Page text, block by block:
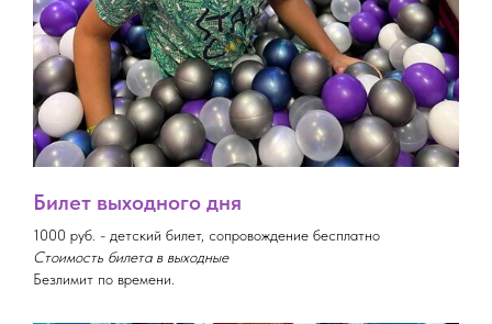
Билет выходного дня
1000 руб. - детский билет, сопровождение бесплатно
Стоимость билета в выходные
Безлимит по времени.